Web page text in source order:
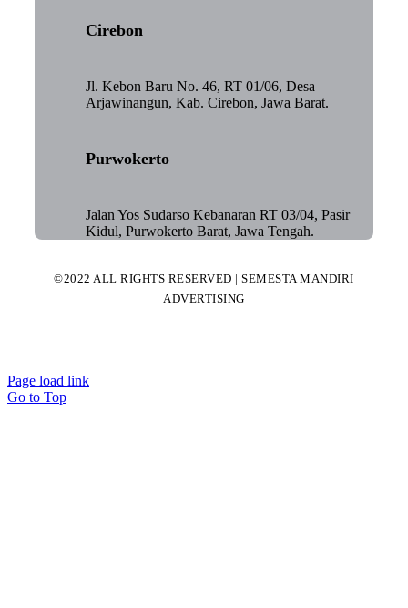
Cirebon
Jl. Kebon Baru No. 46, RT 01/06, Desa
Arjawinangun, Kab. Cirebon, Jawa Barat.
Purwokerto
Jalan Yos Sudarso Kebanaran RT 03/04, Pasir
Kidul, Purwokerto Barat, Jawa Tengah.
©2022 ALL RIGHTS RESERVED | SEMESTA MANDIRI
ADVERTISING
Page load link
Go to Top